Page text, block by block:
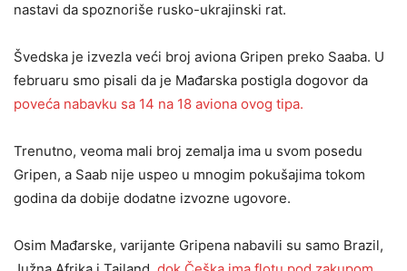
nastavi da spoznoriše rusko-ukrajinski rat.
Švedska je izvezla veći broj aviona Gripen preko Saaba. U
februaru smo pisali da je Mađarska postigla dogovor da
poveća nabavku sa 14 na 18 aviona ovog tipa.
Trenutno, veoma mali broj zemalja ima u svom posedu
Gripen, a Saab nije uspeo u mnogim pokušajima tokom
godina da dobije dodatne izvozne ugovore.
Osim Mađarske, varijante Gripena nabavili su samo Brazil,